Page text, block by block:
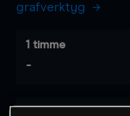
grafverktyg
1 timme
-